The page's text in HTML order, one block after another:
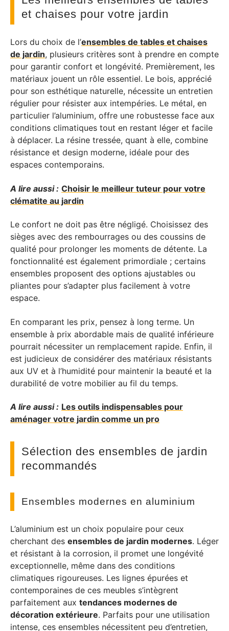
et chaises pour votre jardin
Lors du choix de l’ensembles de tables et chaises
de jardin, plusieurs critères sont à prendre en compte
pour garantir confort et longévité. Premièrement, les
matériaux jouent un rôle essentiel. Le bois, apprécié
pour son esthétique naturelle, nécessite un entretien
régulier pour résister aux intempéries. Le métal, en
particulier l’aluminium, offre une robustesse face aux
conditions climatiques tout en restant léger et facile
à déplacer. La résine tressée, quant à elle, combine
résistance et design moderne, idéale pour des
espaces contemporains.
A lire aussi : Choisir le meilleur tuteur pour votre
clématite au jardin
Le confort ne doit pas être négligé. Choisissez des
sièges avec des rembourrages ou des coussins de
qualité pour prolonger les moments de détente. La
fonctionnalité est également primordiale ; certains
ensembles proposent des options ajustables ou
pliantes pour s’adapter plus facilement à votre
espace.
En comparant les prix, pensez à long terme. Un
ensemble à prix abordable mais de qualité inférieure
pourrait nécessiter un remplacement rapide. Enfin, il
est judicieux de considérer des matériaux résistants
aux UV et à l’humidité pour maintenir la beauté et la
durabilité de votre mobilier au fil du temps.
A lire aussi : Les outils indispensables pour
aménager votre jardin comme un pro
Sélection des ensembles de jardin
recommandés
Ensembles modernes en aluminium
L’aluminium est un choix populaire pour ceux
cherchant des ensembles de jardin modernes. Léger
et résistant à la corrosion, il promet une longévité
exceptionnelle, même dans des conditions
climatiques rigoureuses. Les lignes épurées et
contemporaines de ces meubles s’intègrent
parfaitement aux tendances modernes de
décoration extérieure. Parfaits pour une utilisation
intense, ces ensembles nécessitent peu d’entretien,